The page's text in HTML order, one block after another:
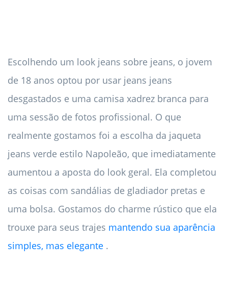
Escolhendo um look jeans sobre jeans, o jovem
de 18 anos optou por usar jeans jeans
desgastados e uma camisa xadrez branca para
uma sessão de fotos profissional. O que
realmente gostamos foi a escolha da jaqueta
jeans verde estilo Napoleão, que imediatamente
aumentou a aposta do look geral. Ela completou
as coisas com sandálias de gladiador pretas e
uma bolsa. Gostamos do charme rústico que ela
trouxe para seus trajes mantendo sua aparência
simples, mas elegante .